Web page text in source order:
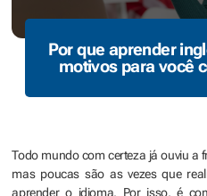
Por que aprender
motivos para você
Todo mundo com certeza já ouviu a
mas poucas são as vezes que
aprender o idioma. Por isso, é